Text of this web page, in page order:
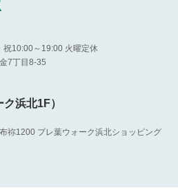
10:00～19:00 火曜定休
7丁目8-35
浜北1F）
祢1200 プレ葉ウォーク浜北ショッピング